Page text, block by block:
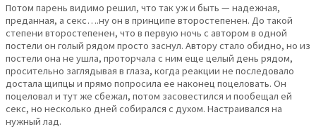
Потом парень видимо решил, что так уж и быть — надежная,
преданная, а секс….ну он в принципе второстепенен. До такой
степени второстепенен, что в первую ночь с автором в одной
постели он голый рядом просто заснул. Автору стало обидно, но из
постели она не ушла, проторчала с ним еще целый день рядом,
просительно заглядывая в глаза, когда реакции не последовало
достала щипцы и прямо попросила ее наконец поцеловать. Он
поцеловал и тут же сбежал, потом засовестился и пообещал ей
секс, но несколько дней собирался с духом. Настраивался на
нужный лад.